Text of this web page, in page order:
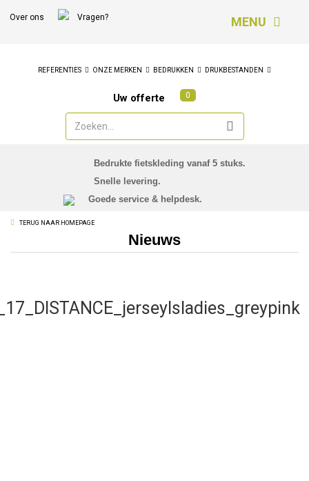
Over ons Vragen? MENU
REFERENTIES ONZE MERKEN BEDRUKKEN DRUKBESTANDEN
Uw offerte 0
Bedrukte fietskleding vanaf 5 stuks.
Snelle levering.
Goede service & helpdesk.
TERUG NAAR HOMEPAGE
Nieuws